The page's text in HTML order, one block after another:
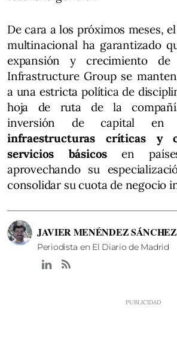
De cara a los próximos meses,
multinacional ha garantizado
expansión y crecimiento
Infrastructure Group se
a una estricta política de
hoja de ruta de la
inversión de capital en
infraestructuras críticas y
servicios básicos en
aprovechando su
consolidar su cuota de negocio
JAVIER MENÉNDEZ SÁNCHEZ
Periodista en El Diario de Madrid